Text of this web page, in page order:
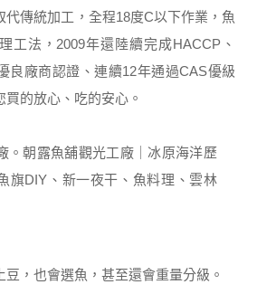
代傳統加工，全程18度C以下作業，魚
工法，2009年還陸續完成HACCP、
良廠商認證、連續12年通過CAS優級
買的放心、吃的安心。
豆，也會選魚，甚至還會重量分級。